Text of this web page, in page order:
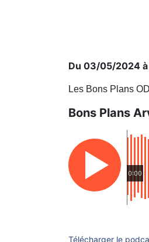
Du 03/05/2024
Les Bons Plans
Bons Plans
0:00
Télécharger le